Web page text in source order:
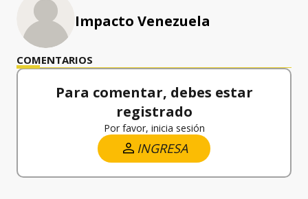
Impacto Venezuela
COMENTARIOS
Para comentar, debes estar
registrado
Por favor, inicia sesión
INGRESA